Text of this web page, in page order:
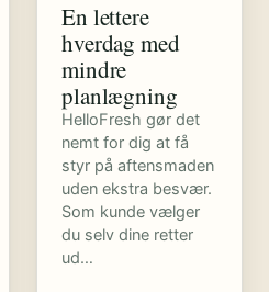
En lettere
hverdag med
mindre
planlægning
HelloFresh gør det
nemt for dig at få
styr på aftensmaden
uden ekstra besvær.
Som kunde vælger
du selv dine retter
ud…